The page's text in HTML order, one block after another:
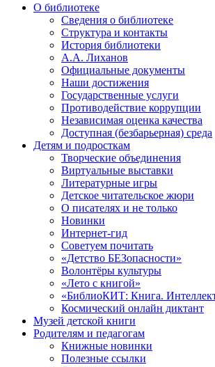
О библиотеке
Сведения о библиотеке
Структура и контакты
История библиотеки
А.А. Лиханов
Официальные документы
Наши достижения
Государственные услуги
Противодействие коррупции
Независимая оценка качества
Доступная (безбарьерная) среда
Детям и подросткам
Творческие объединения
Виртуальные выставки
Литературные игры
Детское читательское жюри
О писателях и не только
Новинки
Интернет-гид
Советуем почитать
«Детство БЕЗопасности»
Волонтёры культуры
«Лето с книгой»
«БиблиоКИТ: Книга.
Космический онлайн диктант
Музей детской книги
Родителям и педагогам
Книжные новинки
Полезные ссылки